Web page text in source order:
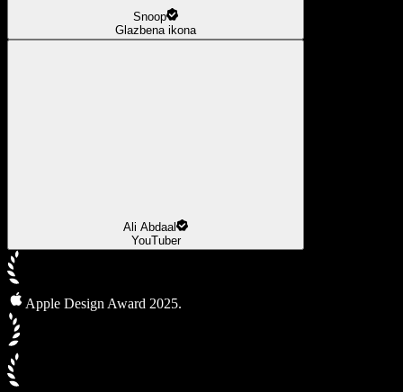
Snoop
Glazbena ikona
Ali Abdaal
YouTuber
Apple Design Award 2025.